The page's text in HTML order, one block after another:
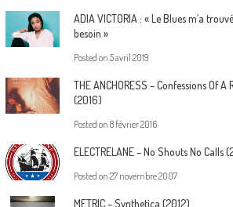
ADIA VICTORIA : « Le Blues m’a
besoin »
Posted on 5 avril 2019
THE ANCHORESS – Confessions Of
(2016)
Posted on 8 février 2016
ELECTRELANE – No Shouts No Calls
Posted on 27 novembre 2007
METRIC – Synthetica (2012)